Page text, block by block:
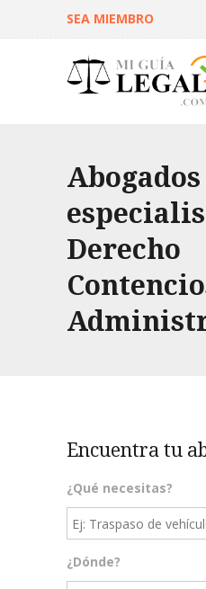
SEA MIEMBRO
Abogados
Derecho
Encuentra tu
¿Qué necesitas?
¿Dónde?